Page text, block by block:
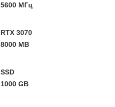
5600 МГц
RTX 3070
8000 MB
SSD
1000 GB